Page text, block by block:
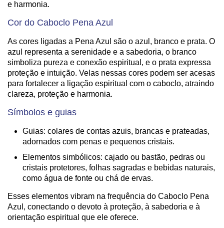
e harmonia.
Cor do Caboclo Pena Azul
As cores ligadas a Pena Azul são o azul, branco e prata. O
azul representa a serenidade e a sabedoria, o branco
simboliza pureza e conexão espiritual, e o prata expressa
proteção e intuição. Velas nessas cores podem ser acesas
para fortalecer a ligação espiritual com o caboclo, atraindo
clareza, proteção e harmonia.
Símbolos e guias
Guias: colares de contas azuis, brancas e prateadas,
adornados com penas e pequenos cristais.
Elementos simbólicos: cajado ou bastão, pedras ou
cristais protetores, folhas sagradas e bebidas naturais,
como água de fonte ou chá de ervas.
Esses elementos vibram na frequência do Caboclo Pena
Azul, conectando o devoto à proteção, à sabedoria e à
orientação espiritual que ele oferece.